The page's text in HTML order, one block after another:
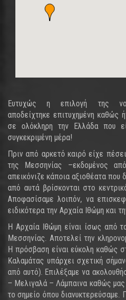
Ευτυχώς η επιλογή της
αποδείχτηκε επιτυχημένη καθώς
σε ολόκληρη την Ελλάδα που
συγκεκριμένη μέρα!
Πριν από αρκετό καιρό είχε
της Μεσσηνίας –εκδομένος
απεικόνιζε κάποια αξιοθέατα
από αυτά βρίσκονται στο
Αποφασίσαμε λοιπόν, να
ειδικότερα την Αρχαία Ιθώμη και
Η Αρχαία Ιθώμη είναι ίσως από
Μεσσηνίας. Αποτελεί την
Η πρόσβαση είναι εύκολη καθώς
Καλαμάτας υπάρχει σχετική
από αυτό). Επιλέξαμε να
– Μελιγαλά – Λάμπαινα καθώς
το σημείο όπου